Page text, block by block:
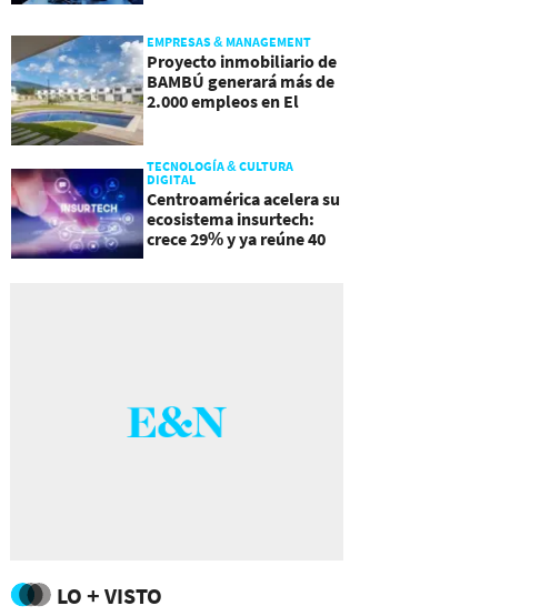
EMPRESAS & MANAGEMENT
Proyecto inmobiliario de
BAMBÚ generará más de
2.000 empleos en El
TECNOLOGÍA & CULTURA
DIGITAL
Centroamérica acelera su
ecosistema insurtech:
crece 29% y ya reúne 40
LO + VISTO